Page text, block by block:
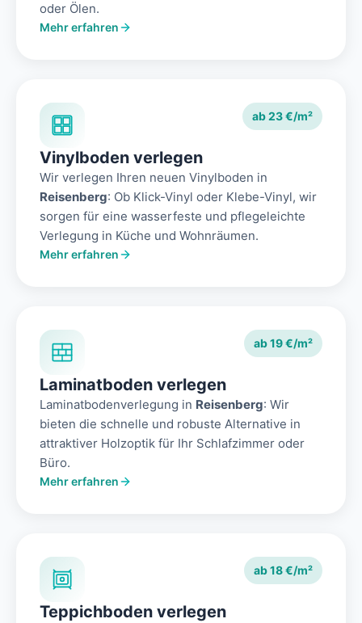
oder Ölen.
Mehr erfahren
ab 23 €/m²
Vinylboden verlegen
Wir verlegen Ihren neuen Vinylboden in
Reisenberg: Ob Klick-Vinyl oder Klebe-Vinyl, wir
sorgen für eine wasserfeste und pflegeleichte
Verlegung in Küche und Wohnräumen.
Mehr erfahren
ab 19 €/m²
Laminatboden verlegen
Laminatbodenverlegung in Reisenberg: Wir
bieten die schnelle und robuste Alternative in
attraktiver Holzoptik für Ihr Schlafzimmer oder
Büro.
Mehr erfahren
ab 18 €/m²
Teppichboden verlegen